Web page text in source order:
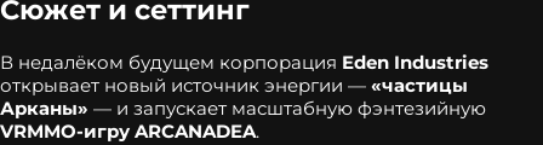
Сюжет и сеттинг
В недалёком будущем корпорация Eden Industries
открывает новый источник энергии — «частицы
Арканы» — и запускает масштабную фэнтезийную
VRMMO‑игру ARCANADEA.